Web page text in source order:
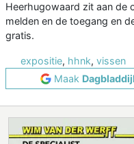
Heerhugowaard zit aan de
melden en de toegang en
gratis.
expositie, hhnk, vissen
Maak